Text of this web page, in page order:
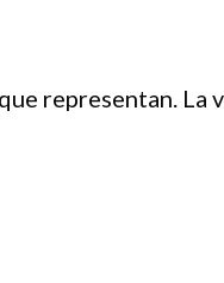
representan. La